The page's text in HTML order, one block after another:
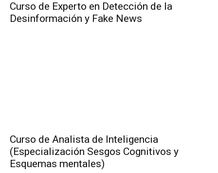
Curso de Experto en Detección de la
Desinformación y Fake News
Curso de Analista de Inteligencia
(Especialización Sesgos Cognitivos y
Esquemas mentales)